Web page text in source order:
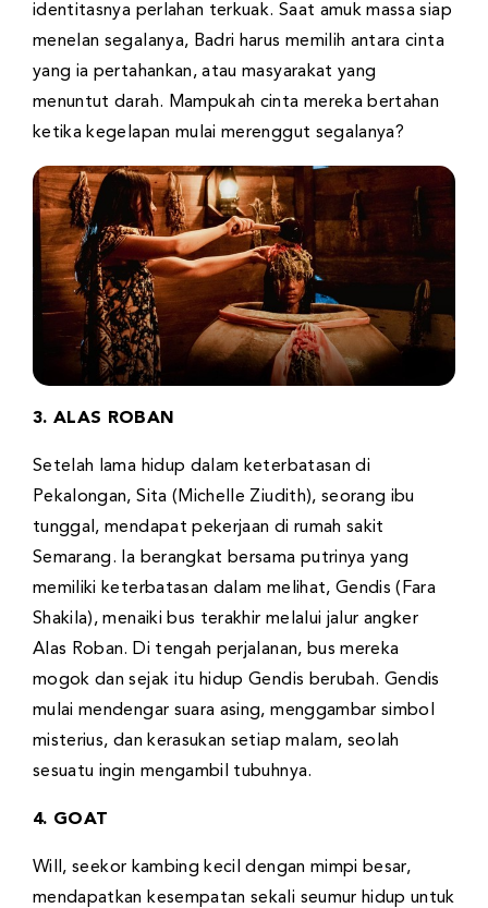
identitasnya perlahan terkuak. Saat amuk massa siap
menelan segalanya, Badri harus memilih antara cinta
yang ia pertahankan, atau masyarakat yang
menuntut darah. Mampukah cinta mereka bertahan
ketika kegelapan mulai merenggut segalanya?
3. ALAS ROBAN
Setelah lama hidup dalam keterbatasan di
Pekalongan, Sita (Michelle Ziudith), seorang ibu
tunggal, mendapat pekerjaan di rumah sakit
Semarang. Ia berangkat bersama putrinya yang
memiliki keterbatasan dalam melihat, Gendis (Fara
Shakila), menaiki bus terakhir melalui jalur angker
Alas Roban. Di tengah perjalanan, bus mereka
mogok dan sejak itu hidup Gendis berubah. Gendis
mulai mendengar suara asing, menggambar simbol
misterius, dan kerasukan setiap malam, seolah
sesuatu ingin mengambil tubuhnya.
4. GOAT
Will, seekor kambing kecil dengan mimpi besar,
mendapatkan kesempatan sekali seumur hidup untuk